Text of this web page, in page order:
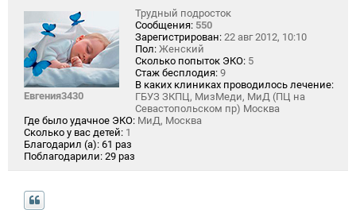
Евгения3430
Трудный подросток
Сообщения: 550
Зарегистрирован: 22 авг 2012, 10:10
Пол: Женский
Сколько попыток ЭКО: 5
Стаж бесплодия: 9
В каких клиниках проводилось лечение:
ГБУЗ ЗКПЦ, МизМеди, МиД (ПЦ на
Севастопольском пр) Москва
Где было удачное ЭКО: МиД, Москва
Сколько у вас детей: 1
Благодарил (а): 61 раз
Поблагодарили: 29 раз